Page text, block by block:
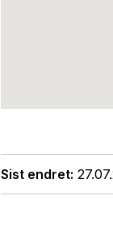
Sist endret